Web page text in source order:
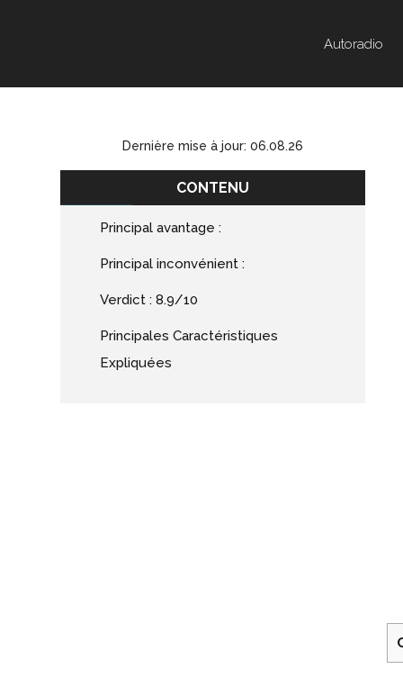
Autoradio
Dernière mise à jour: 06.08.26
CONTENU
Principal avantage :
Principal inconvénient :
Verdict : 8.9/10
Principales Caractéristiques
Expliquées